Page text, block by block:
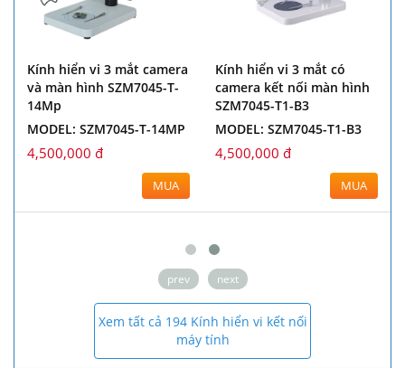
Kính hiển vi 3 mắt camera
và màn hình SZM7045-T-
14Mp
MODEL: SZM7045-T-14MP
4,500,000 đ
MUA
Kính hiển vi 3 mắt có
camera kết nối màn hình
SZM7045-T1-B3
MODEL: SZM7045-T1-B3
4,500,000 đ
MUA
prev next
Xem tất cả 194 Kính hiển vi kết nối
máy tính